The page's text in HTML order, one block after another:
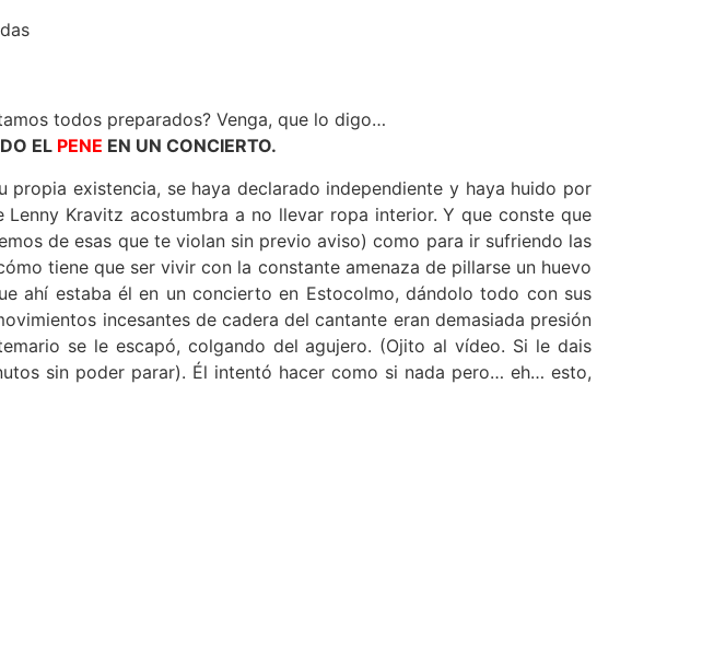
todos preparados? Venga, que lo digo…
EL PENE EN UN CONCIERTO.
existencia, se haya declarado independiente y haya huido por
Kravitz acostumbra a no llevar ropa interior. Y que conste que
de esas que te violan sin previo aviso) como para ir sufriendo las
tiene que ser vivir con la constante amenaza de pillarse un huevo
ahí estaba él en un concierto en Estocolmo, dándolo todo con sus
incesantes de cadera del cantante eran demasiada presión
se le escapó, colgando del agujero. (Ojito al vídeo. Si le dais
sin poder parar). Él intentó hacer como si nada pero… eh… esto,